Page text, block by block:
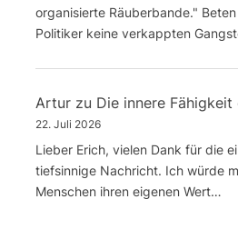
organisierte Räuberbande."
Politiker keine verkappten
Artur zu Die innere Fähigkeit
22. Juli 2026
Lieber Erich, vielen Dank für die
tiefsinnige Nachricht. Ich würde
Menschen ihren eigenen Wert…